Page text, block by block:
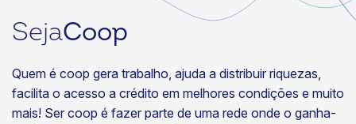
Eventos
energéticas
SejaCoop
Quem é coop gera trabalho, ajuda a distribuir riquezas,
facilita o acesso a crédito em melhores condições e muito
mais! Ser coop é fazer parte de uma rede onde o ganha-